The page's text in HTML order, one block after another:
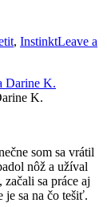
, InstinktLeave a
K.
som sa vrátil
nôž a užíval
začali sa práce aj
sa na čo tešiť.